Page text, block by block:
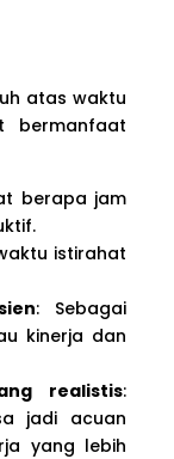
atas waktu
bermanfaat
berapa jam
istirahat
: Sebagai
kinerja dan
realistis:
jadi acuan
yang lebih